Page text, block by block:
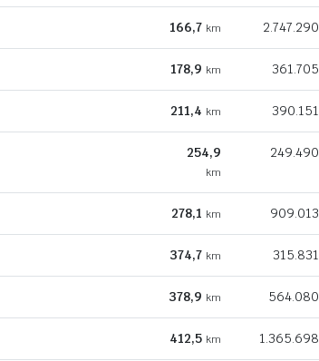
166,7 km 2.747.290
178,9 km 361.705
211,4 km 390.151
254,9
km
249.490
278,1 km 909.013
374,7 km 315.831
378,9 km 564.080
412,5 km 1.365.698